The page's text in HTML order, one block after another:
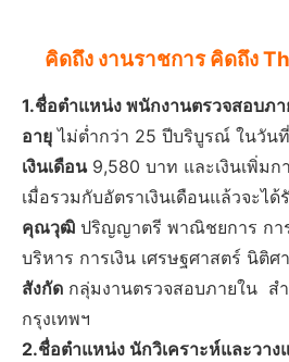
คิดถึง งานราชการ คิดถึง
1.ชื่อตำแหน่ง พนักงานตรวจสอบภ
อายุ ไม่ต่ำกว่า 25 ปีบริบูรณ์ ในวัน
เงินเดือน9,580 บาท และเงินเพิ่มก
เมื่อรวมกับอัตราเงินเดือนแล้วจะได้
คุณวุฒิ ปริญญาตรี พาณิชยการ กา
บริหาร การเงิน เศรษฐศาสตร์ นิติศ
สังกัด กลุ่มงานตรวจสอบภายใน ส
กรุงเทพฯ
2.ชื่อตำแหน่ง นักวิเคราะห์และวาง